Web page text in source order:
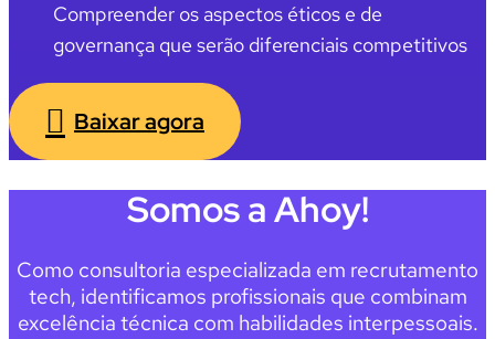
Compreender os aspectos éticos e de
governança que serão diferenciais competitivos
Baixar agora
Somos a Ahoy!
Como consultoria especializada em recrutamento
tech, identificamos profissionais que combinam
excelência técnica com habilidades interpessoais.